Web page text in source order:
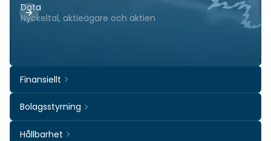
Data
Nyckeltal, aktieägare och aktien
Finansiellt
Bolagsstyrning
Hållbarhet